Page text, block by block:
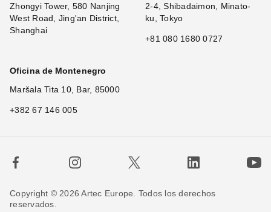
Zhongyi Tower, 580 Nanjing
West Road, Jing'an District,
Shanghai
2-4, Shibadaimon, Minato-
ku, Tokyo
+81 080 1680 0727
Oficina de Montenegro
Maršala Tita 10, Bar, 85000
+382 67 146 005
Copyright © 2026 Artec Europe. Todos los derechos
reservados.